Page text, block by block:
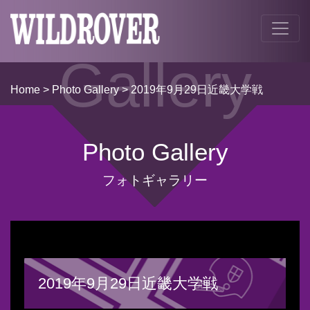
Home > Photo Gallery> 2019年9月29日近畿大学戦
Gallery
Photo Gallery
フォトギャラリー
2019年9月29日近畿大学戦